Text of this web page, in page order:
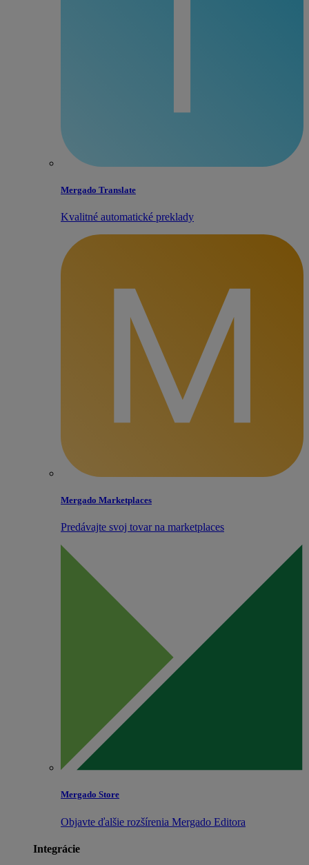
Mergado Translate
Kvalitné automatické preklady
Mergado Marketplaces
Predávajte svoj tovar na marketplaces
Mergado Store
Objavte ďalšie rozšírenia Mergado Editora
Integrácie